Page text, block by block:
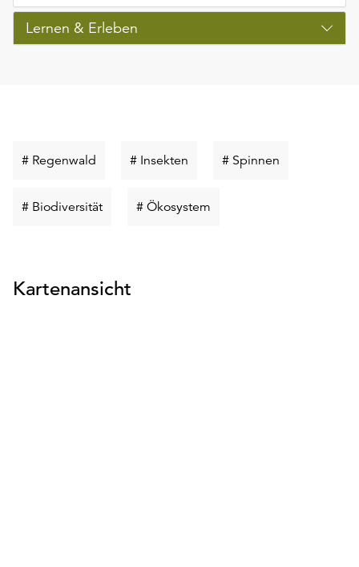
Lernen & Erleben
# Regenwald Schlüsselwort
# Insekten Schlüsselwort
# Spinnen
# BiodiversitätSchlüsselwort
# Ökosystem
Kartenansicht